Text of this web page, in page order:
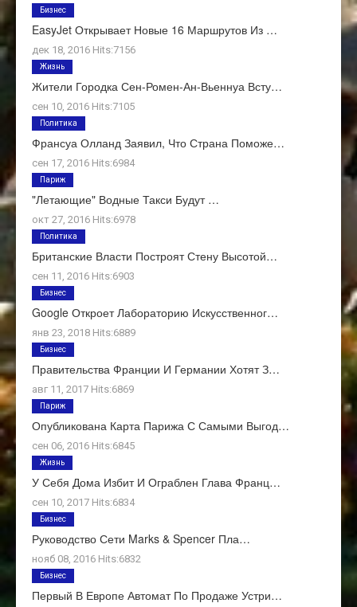
EasyJet Открывает Новые 16 Маршрутов Из …
дек 18, 2016 Hits:7156
Бизнес
Жители Городка Сен-Ромен-Ан-Вьеннуа Всту…
сен 10, 2016 Hits:7105
Жизнь
Франсуа Олланд Заявил, Что Страна Поможе…
сен 17, 2016 Hits:6984
Политика
"Летающие" Водные Такси Будут …
окт 27, 2016 Hits:6978
Париж
Британские Власти Построят Стену Высотой…
сен 11, 2016 Hits:6903
Политика
Google Откроет Лабораторию Искусственног…
янв 23, 2018 Hits:6889
Бизнес
Правительства Франции И Германии Хотят З…
авг 11, 2017 Hits:6869
Бизнес
Опубликована Карта Парижа С Самыми Выгод…
сен 06, 2016 Hits:6845
Париж
У Себя Дома Избит И Ограблен Глава Франц…
сен 10, 2017 Hits:6834
Жизнь
Руководство Сети Marks & Spencer Пла…
нояб 08, 2016 Hits:6832
Бизнес
Первый В Европе Автомат По Продаже Устри…
Бизнес